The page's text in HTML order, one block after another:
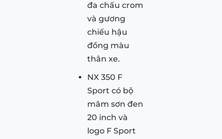
đa chấu crom
và gương
chiếu hậu
đồng màu
thân xe.
NX 350 F
Sport có bộ
mâm sơn đen
20 inch và
logo F Sport